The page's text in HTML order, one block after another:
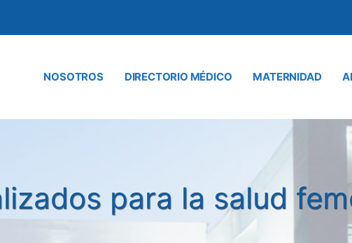
NOSOTROS DIRECTORIO MÉDICO MATERNIDAD
para la salud